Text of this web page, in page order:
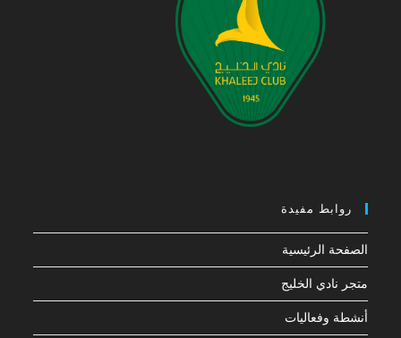
روابط مفيدة
الصفحة الرئيسية
متجر نادي الخليج
أنشطة وفعاليات